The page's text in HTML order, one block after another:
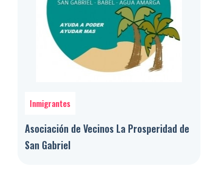
Inmigrantes
Asociación de Vecinos La Prosperidad de
San Gabriel